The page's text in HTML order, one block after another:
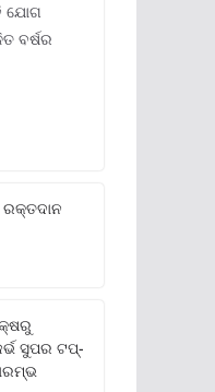
ଯୋଗ
ବର୍ଷର
ସୁପର ଟପ୍‌-